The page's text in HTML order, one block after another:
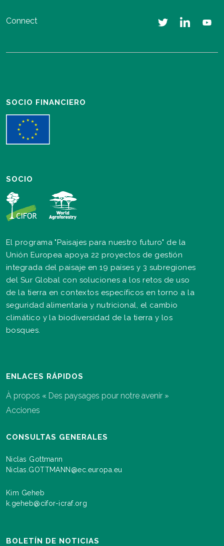
Connect
SOCIO FINANCIERO
SOCIO
El programa "Paisajes para nuestro futuro" de la
Unión Europea apoya 22 proyectos de gestión
integrada del paisaje en 19 países y 3 subregiones
del Sur Global con soluciones a los retos de uso
de la tierra en contextos específicos en torno a la
seguridad alimentaria y nutricional, el cambio
climático y la biodiversidad de la tierra y los
bosques.
ENLACES RÁPIDOS
À propos « Des paysages pour notre avenir »
Acciones
CONSULTAS GENERALES
Niclas Gottmann
Niclas.GOTTMANN@ec.europa.eu
Kim Geheb
k.geheb@cifor-icraf.org
BOLETÍN DE NOTICIAS